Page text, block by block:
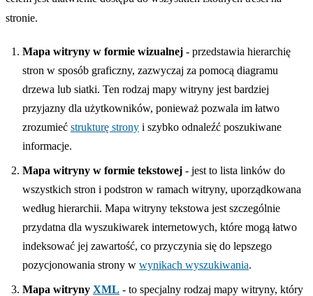
stronie.
Mapa witryny w formie wizualnej - przedstawia hierarchię
stron w sposób graficzny, zazwyczaj za pomocą diagramu
drzewa lub siatki. Ten rodzaj mapy witryny jest bardziej
przyjazny dla użytkowników, ponieważ pozwala im łatwo
zrozumieć strukturę strony i szybko odnaleźć poszukiwane
informacje.
Mapa witryny w formie tekstowej - jest to lista linków do
wszystkich stron i podstron w ramach witryny, uporządkowana
według hierarchii. Mapa witryny tekstowa jest szczególnie
przydatna dla wyszukiwarek internetowych, które mogą łatwo
indeksować jej zawartość, co przyczynia się do lepszego
pozycjonowania strony w wynikach wyszukiwania.
Mapa witryny XML - to specjalny rodzaj mapy witryny, który